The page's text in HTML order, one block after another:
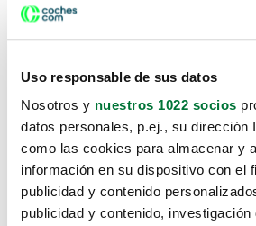
Uso responsable de sus datos
Nosotros y nuestros 1022 socios
datos personales, p.ej., su dirección
como las cookies para almacenar y
información en su dispositivo con el
publicidad y contenido
publicidad y contenido, investigación
Lo sentimos, no
te hemos traido